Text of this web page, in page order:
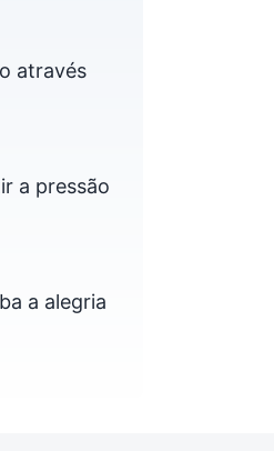
através
a pressão
a alegria